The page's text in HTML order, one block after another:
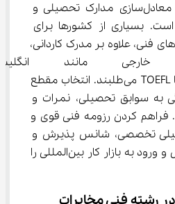
، معادل‌سازی مدارک تحصیلی و
بسیاری از کشورها برای
پذیرش دانشجو در رشته‌های فنی، علاوه بر مدرک کاردانی،
زبان خارجی مانند
آزمون‌هایی مانند IELTS یا TOEFL می‌طلبند. انتخاب مقطع
به سوابق تحصیلی، نمرات و
دارد. فراهم کردن رزومه فنی قوی و
تکمیلی تخصصی، شانس پذیرش و
موفقیت در ادامه تحصیل و ورود به بازار کار بین‌المللی را